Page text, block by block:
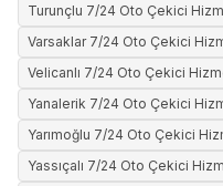
Turunçlu 7/24 Oto Çekici
Varsaklar 7/24 Oto Çekici
Velicanlı 7/24 Oto Çekici
Yanalerik 7/24 Oto Çekici
Yarımoğlu 7/24 Oto Çekici
Yassıçalı 7/24 Oto Çekici